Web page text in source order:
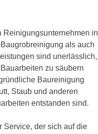
Reinigungsunternehmen in
als auch
sind unerlässlich,
zu säubern
Baureinigung
Staub und anderen
entstanden sind.
Service, der sich auf die